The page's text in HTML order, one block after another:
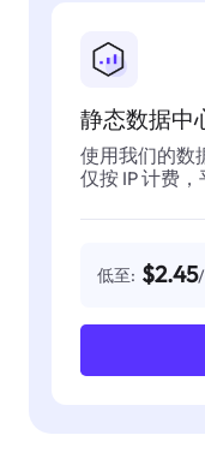
静态数据中
使用我们的数
仅按 IP 计费，
低至: $2.45